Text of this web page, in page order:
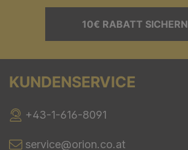
10€ RABATT SICHERN
KUNDENSERVICE
+43-1-616-8091
service@orion.co.at